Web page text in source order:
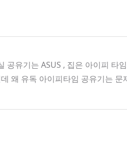
유기는 ASUS , 집은 아이피 타
왜 유독 아이피타임 공유기는 문